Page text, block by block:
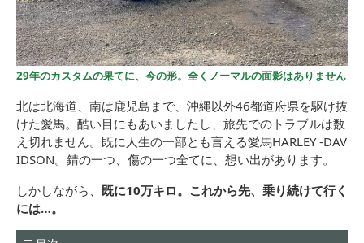
29年のカスタムの果てに、今の形。全くノーマルの面影はありません
北は北海道、南は鹿児島まで、沖縄以外46都道府県を駆け抜
けた愛馬。酷い目にもあいましたし、旅先でのトラブルは数
え切れません。既に人生の一部とも言える愛馬HARLEY -DAV
IDSON。錆の一つ、傷の一つ全てに、想い出があります。
しかしながら、 既に10万キロ。これから先、乗り続けて行く
には…。